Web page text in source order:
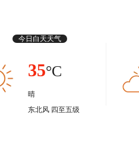
今日白天天气
35°C
晴
东北风 四至五级